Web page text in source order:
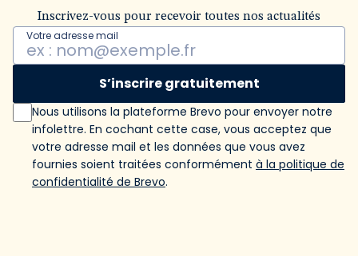
Inscrivez-vous pour recevoir toutes nos actualités
Votre adresse mail
S’inscrire gratuitement
Nous utilisons la plateforme Brevo pour envoyer notre
infolettre. En cochant cette case, vous acceptez que
votre adresse mail et les données que vous avez
fournies soient traitées conformément à la politique de
confidentialité de Brevo.